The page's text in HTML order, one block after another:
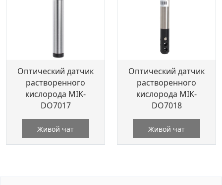
Оптический датчик
растворенного
кислорода MIK-
DO7017
Живой чат
Оптический датчик
растворенного
кислорода MIK-
DO7018
Живой чат